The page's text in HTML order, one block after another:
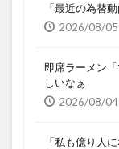
「最近の為替
2026/08/05
即席ラーメン
しいなぁ
2026/08/04
「私も億り人